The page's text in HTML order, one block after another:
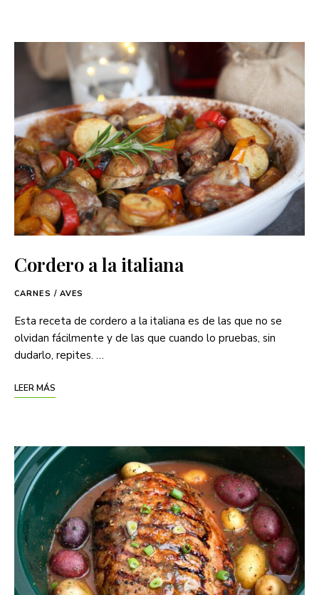
Cordero a la italiana
CARNES / AVES
Esta receta de cordero a la italiana es de las que no se
olvidan fácilmente y de las que cuando lo pruebas, sin
dudarlo, repites. …
LEER MÁS